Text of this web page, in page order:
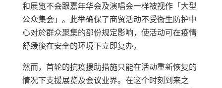
和展览不会跟嘉年华会及演唱会一样被视作「大型
公众集会」。此举确保了商贸活动不受衞生防护中
心对於群众聚集的部份规定影响，使活动可在疫情
舒缓後在安全的环境下立即复办。
然而，首轮的抗疫援助措施只能在活动重新恢复的
情况下支援展览及会议业界。在这个时刻到来之